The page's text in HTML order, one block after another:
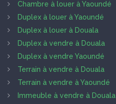
Chambre à louer à Yaoundé
Duplex à louer à Yaoundé
Duplex à louer à Douala
Duplex à vendre à Douala
Duplex à vendre Yaoundé
Terrain à vendre à Douala
Terrain à vendre à Yaoundé
Immeuble à vendre à Douala